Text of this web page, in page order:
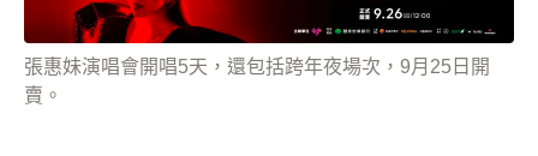
張惠妹演唱會開唱5天，還包括跨年夜場次，9月25日開
賣。